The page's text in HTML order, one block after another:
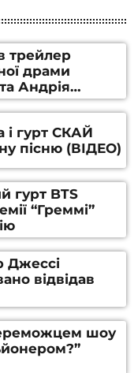
трейлер
драми
Андрія
і гурт СКАЙ
пісню (ВІДЕО)
гурт BTS
“Греммі”
Джессі
відвідав
шоу